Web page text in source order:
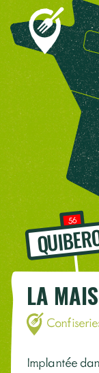
56
LA
Implantée